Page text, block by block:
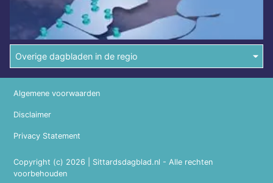
Overige dagbladen in de regio
Copyright (c) 2026 | Sittardsdagblad.nl - Alle rechten
voorbehouden
Algemene voorwaarden
Disclaimer
Privacy Statement